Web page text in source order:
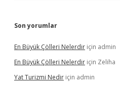
Son yorumlar
En Büyük Çölleri Nelerdir için admin
En Büyük Çölleri Nelerdir için Zeliha
Yat Turizmi Nedir için admin